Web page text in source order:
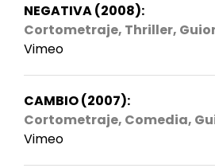
NEGATIVA (2008):
Cortometraje, Thriller,
Vimeo
CAMBIO (2007):
Cortometraje, Comedia,
Vimeo